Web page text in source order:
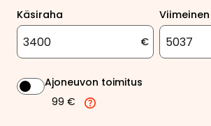
Käsiraha
€
Ajoneuvon toimitus
99 €